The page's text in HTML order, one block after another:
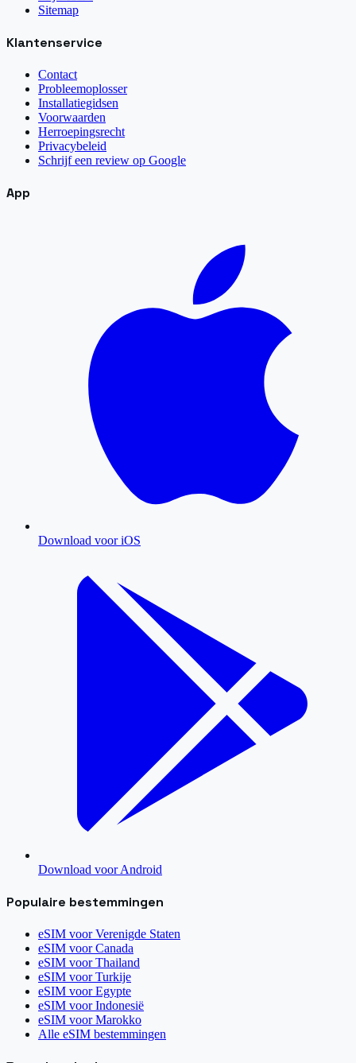
Sitemap
Klantenservice
Contact
Probleemoplosser
Installatiegidsen
Voorwaarden
Herroepingsrecht
Privacybeleid
Schrijf een review op Google
App
Download voor iOS
Download voor Android
Populaire bestemmingen
eSIM voorVerenigde Staten
eSIM voorCanada
eSIM voorThailand
eSIM voorTurkije
eSIM voorEgypte
eSIM voorIndonesië
eSIM voorMarokko
Alle eSIM bestemmingen